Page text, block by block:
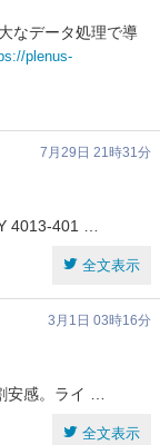
なデータ処理で導
plenus-
7月29日 21時31分
4013-401 …
全文表示
3月1日 03時16分
安感。ライ …
全文表示